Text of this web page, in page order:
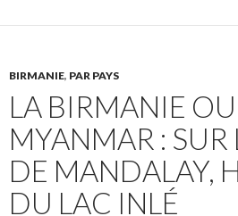
BIRMANIE, PAR PAYS
LA BIRMANIE OU
MYANMAR : SUR
DE MANDALAY,
DU LAC INLÉ